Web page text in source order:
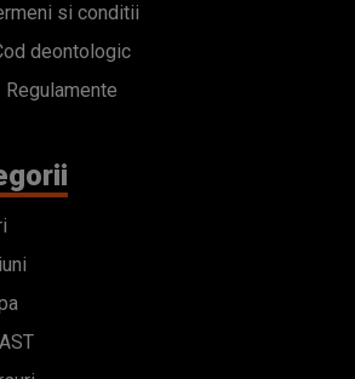
si conditii
deontologic
Regulamente